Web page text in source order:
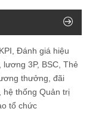
Đánh giá hiệu
3P, BSC, Thẻ
thưởng, đãi
hệ thống Quản trị
tổ chức